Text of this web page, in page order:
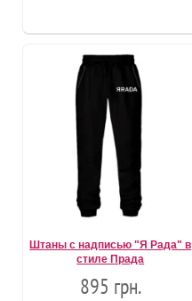
Штаны с надписью "Я Рада" в
стиле Прада
895 грн.